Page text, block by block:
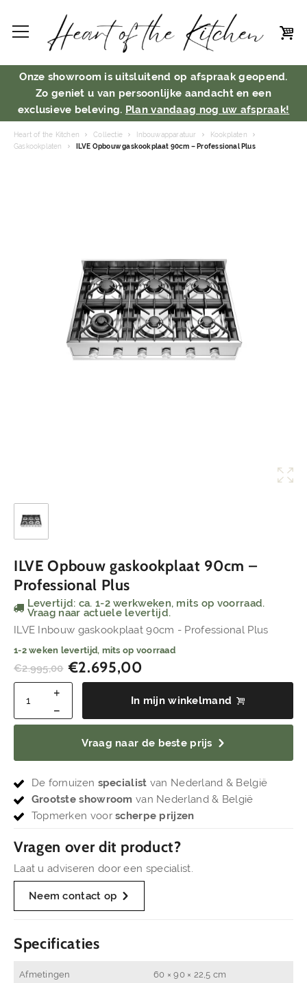
Onze showroom is uitsluitend op afspraak geopend.
Zo geniet u van persoonlijke aandacht en een
exclusieve beleving. Plan vandaag nog uw afspraak!
Heart of the Kitchen Collectie Inbouwapparatuur
Kookplaten
Gaskookplaten
ILVE Opbouw gaskookplaat 90cm – Professional Plus
ILVE Opbouw gaskookplaat 90cm –
Professional Plus
Levertijd: ca. 1-2 werkweken, mits op voorraad.
Vraag naar actuele levertijd.
ILVE Inbouw gaskookplaat 90cm - Professional Plus
1-2 weken levertijd, mits op voorraad
€2.995,00 €2.695,00
In mijn winkelmand
Vraag naar de beste prijs
De fornuizen specialist van Nederland & België
Grootste showroom van Nederland & België
Topmerken voorscherpe prijzen
Vragen over dit product?
Laat u adviseren door een specialist.
Neem contact op
Specificaties
Afmetingen 60 × 90 × 22,5 cm